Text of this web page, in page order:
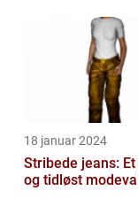
18 januar 2024
Stribede jeans:
og tidløst